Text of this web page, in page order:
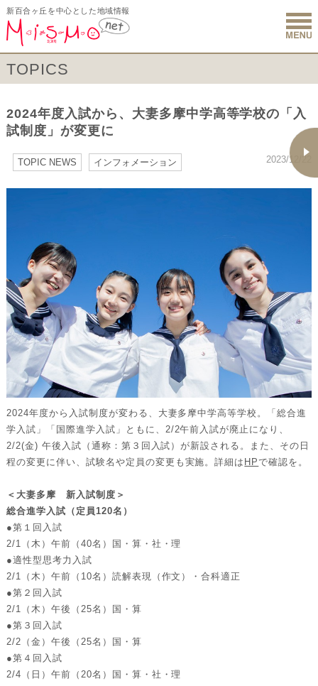
新百合ヶ丘を中心とした地域情報
新百合ヶ
TOPICS
2024年度入試から、大妻多摩中学高等学校の「入
試制度」が変更に
2023/12/22
TOPIC NEWS インフォメーション
2024年度から入試制度が変わる、大妻多摩中学高等学校。「総合進
学入試」「国際進学入試」ともに、2/2午前入試が廃止になり、
2/2(金) 午後入試（通称：第３回入試）が新設される。また、その日
程の変更に伴い、試験名や定員の変更も実施。詳細は HPで確認を。
＜大妻多摩 新入試制度＞
総合進学入試（定員120名）
●第１回入試
2/1（木）午前（40名）国・算・社・理
●適性型思考力入試
2/1（木）午前（10名）読解表現（作文）・合科適正
●第２回入試
2/1（木）午後（25名）国・算
●第３回入試
2/2（金）午後（25名）国・算
●第４回入試
2/4（日）午前（20名）国・算・社・理